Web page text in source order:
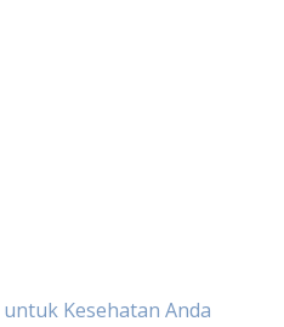
Kesehatan Anda